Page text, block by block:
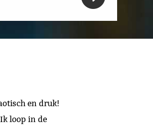
en druk!
loop in de